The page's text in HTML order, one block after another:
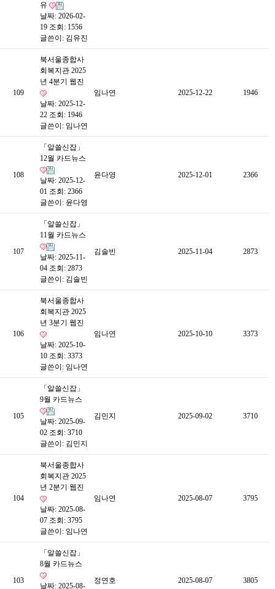
유
날짜: 2026-02-
19 조회: 1556
글쓴이: 김유진
109
북서울종합사
회복지관 2025
년 4분기 웹진
날짜: 2025-12-
22 조회: 1946
글쓴이: 임나연
임나연 2025-12-22 1946
108
「알쓸신잡」
12월 카드뉴스
날짜: 2025-12-
01 조회: 2366
글쓴이: 윤다영
윤다영 2025-12-01 2366
107
「알쓸신잡」
11월 카드뉴스
날짜: 2025-11-
04 조회: 2873
글쓴이: 김솔빈
김솔빈 2025-11-04 2873
106
북서울종합사
회복지관 2025
년 3분기 웹진
날짜: 2025-10-
10 조회: 3373
글쓴이: 임나연
임나연 2025-10-10 3373
105
「알쓸신잡」
9월 카드뉴스
날짜: 2025-09-
02 조회: 3710
글쓴이: 김민지
김민지 2025-09-02 3710
104
북서울종합사
회복지관 2025
년 2분기 웹진
날짜: 2025-08-
07 조회: 3795
글쓴이: 임나연
임나연 2025-08-07 3795
103
「알쓸신잡」
8월 카드뉴스
날짜: 2025-08-
정연호 2025-08-07 3805